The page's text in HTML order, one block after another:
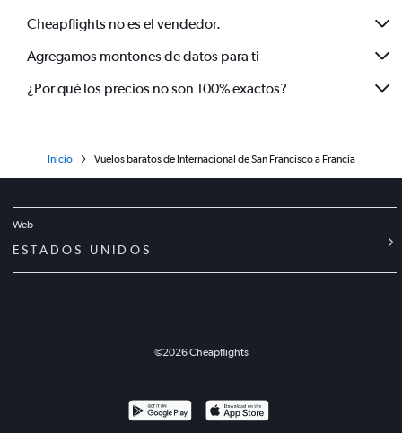
Cheapflights no es el vendedor.
Agregamos montones de datos para ti
¿Por qué los precios no son 100% exactos?
Inicio Vuelos baratos de Internacional de San Francisco a Francia
Web
ESTADOS UNIDOS
©2026Cheapflights